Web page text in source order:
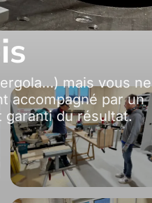
mais vous ne
accompagné par un
garanti du résultat.